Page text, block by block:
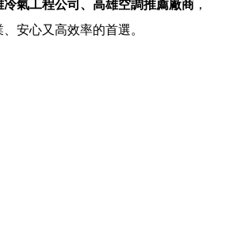
冷氣工程公司、高雄空調推薦廠商 ，
安心又高效率的首選。